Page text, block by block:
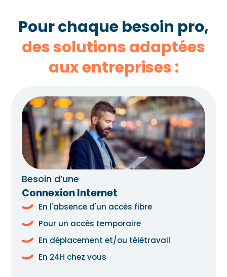
Pour chaque besoin pro,
des solutions adaptées
aux entreprises :
Besoin d’une
Connexion Internet
En l'absence d'un accès fibre
Pour un accès temporaire
En déplacement et/ou télétravail
En 24H chez vous